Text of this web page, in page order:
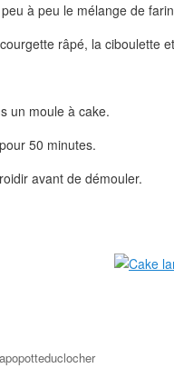
à peu le mélange de
râpé, la ciboulette
un moule à cake.
50 minutes.
avant de démouler.